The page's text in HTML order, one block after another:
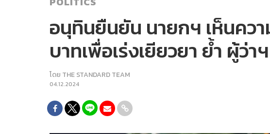
อนุทินยืนยัน นายกฯ เห็นค
บาทเพื่อเร่งเยียวยา ย้ำ ผู้ว่
โดย THE STANDARD TEAM
04.12.2024